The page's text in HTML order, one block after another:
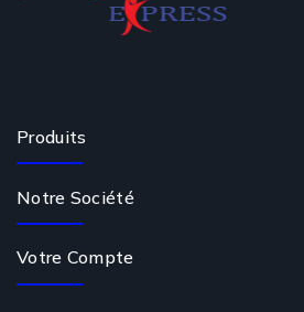
Produits
Notre Société
Votre Compte